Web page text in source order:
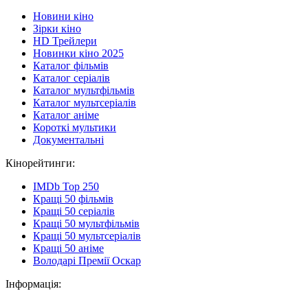
Новини кіно
Зірки кіно
HD Трейлери
Новинки кіно 2025
Каталог фільмів
Каталог серіалів
Каталог мультфільмів
Каталог мультсеріалів
Каталог аніме
Короткі мультики
Документальні
Кінорейтинги:
IMDb Top 250
Кращі 50 фільмів
Кращі 50 серіалів
Кращі 50 мультфільмів
Кращі 50 мультсеріалів
Кращі 50 аніме
Володарі Премії Оскар
Інформація: